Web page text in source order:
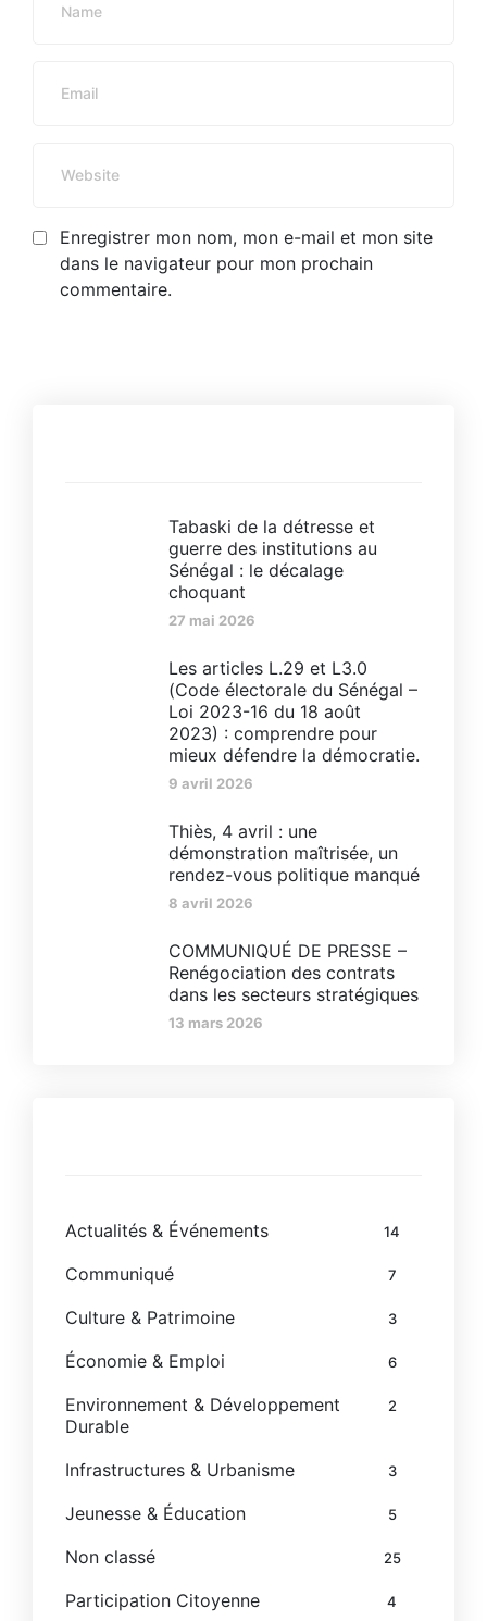
Enregistrer mon nom, mon e-mail et mon site
dans le navigateur pour mon prochain
commentaire.
Tabaski de la détresse et
guerre des institutions au
Sénégal : le décalage
choquant
27 mai 2026
Les articles L.29 et L3.0
(Code électorale du Sénégal –
Loi 2023-16 du 18 août
2023) : comprendre pour
mieux défendre la démocratie.
9 avril 2026
‎Thiès, 4 avril : une
démonstration maîtrisée, un
rendez-vous politique manqué‎
8 avril 2026
COMMUNIQUÉ DE PRESSE –
Renégociation des contrats
dans les secteurs stratégiques
13 mars 2026
Actualités & Événements 14
Communiqué 7
Culture & Patrimoine 3
Économie & Emploi 6
Environnement & Développement
Durable
2
Infrastructures & Urbanisme 3
Jeunesse & Éducation 5
Non classé 25
Participation Citoyenne 4